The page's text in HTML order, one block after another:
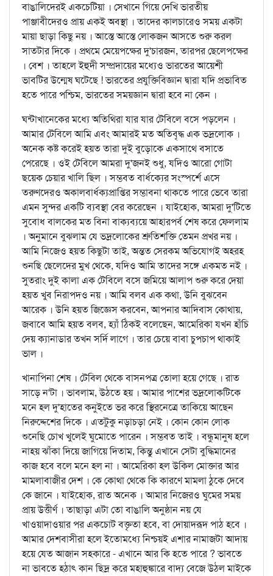
বাঙালিদেরই একচেটিয়া । সেখানে গিয়ে দেখি ভারতীয়
পাঞ্জাবীদেরও প্রায় একই অবস্থা । তাদের কালচারেও সময় একটা
মায়া ছাড়া কিছু নয় । আস্তে আস্তে লোকজন আসতে শুরু করল
সাতটার দিকে । প্রথমে মেয়েপক্ষের দু'চারজন, তারপর ছেলেপক্ষের
। বেশ । তাহলে ইহুদী সম্প্রদায়ের মধ্যেও ভারতের আয়েশী
ভাবটির উন্মেষ ঘটেছে ! ভারতের প্রযুক্তিবিজ্ঞান দ্বারা যদি প্রভাবিত
হতে পারে পশ্চিম, ভারতের সময়জ্ঞান দ্বারা হবে না কেন ।
ঘন্টাখানেকের মধ্যে অতিথিরা যার যার টেবিলে বসে পড়লেন ।
আমার টেবিলে আমি এবং আমারই মত অতিবৃদ্ধ এক ভদ্রলোক ।
অনেক কষ্ট করেই হয়ত তারা দুই বুড়োকে একসাথে বসাতে
পেরেছে । ওই টেবিলে আমরা দু'জনই শুধু, যদিও আরো গোটা
ছয়েক চেয়ার খালি ছিল । সম্ভবত বার্ধক্যের সংস্পর্শে এসে
তরুণদেরও অকালবার্ধক্যপ্রাপ্তির সম্ভাবনা থাকতে পারে ভেবে তারা
এমন সুন্দর একটি ব্যবস্থা বের করেছেন । যাইহোক, আমরা দু'টিতে
সুবোধ বালকের মত বিনা বাক্যব্যয়ে আহারপর্ব শেষ করে ফেললাম
। অনুমানে বুঝলাম যে ভদ্রলোকের শ্রুতিশক্তি তেমন প্রখর নয় ।
আমি নিজেও হয়ত কিছুটা তাই, অন্তত সেরকম অভিযোগই অহরহ
শুনছি ছেলেদের মুখ থেকে, যদিও আমি তাদের সঙ্গে একমত নই ।
সুতরাং দুই কালা এক টেবিলে বসে জমিয়ে আলাপ শুরু করে দেয়া
হয়ত খুব নিরাপদও নয় । আমি বলব এক কথা, উনি বুঝবেন
আরেক । উনি হয়ত জিজ্ঞেস করবেন, আপনার আদিবাস কোথায়,
জবাবে আমি হয়ত বলব, হ্যাঁ ঠিকই বলেছেন, আমেরিকা যখন হাঁচি
দেয় ক্যানাডার তখন সর্দি লাগে । তার চেয়ে বাবা চুপচাপ থাকাই
ভাল ।
খানাপিনা শেষ । টেবিল থেকে বাসনপত্র তোলা হয়ে গেছে । রাত
সাড়ে ন'টা । ভাবলাম, উঠতে হয় । আমার পাশের ভদ্রলোকটিকে
মনে হল দু'হাতের কনুইতে ভর করে স্থিরনেত্রে তাকিয়ে আছেন
নিরুদ্দেশের দিকে । এতটুকু নড়াচড়া নেই । কোন কোন লোক
শুনেছি চোখ খুলেই ঘুমোতে পারেন । সম্ভবত তাই । বন্ধুমানুষ হলে
নাহয় ঝাঁকা দিয়ে জাগিয়ে দিতাম, কিন্তু এখানে সেটা বুদ্ধিমানের
কাজ হবে বলে মনে হল না । আমেরিকা হল উকিল মোক্তার আর
মামলাবাজীর দেশ । কে কোথা থেকে কি কারণে মামলা ঠুকে দেবে
কে জানে । যাইহোক, রাত অনেক । আমার নিজেরও ঘুমের সময়
প্রায় উত্তীর্ণ । তাছাড়া এটা তো বাঙালি অনুষ্ঠান নয় যে
খাওয়াদাওয়ার পর একচোট বক্তৃতা হবে, বা দোয়াদরূদ পাঠ হবে ।
আমার দেশবাসীরা হলে ইতোমধ্যে নিশ্চয়ই এশার নামাজটা আদায়
হয়ে যেত আজান সহকারে - এখানে আর কি হতে পারে ? ভাবতে
না ভাবতে হঠাৎ কান ছিদ্র করে মহাহুঙ্কারে বাদ্য বেজে উঠল মাইকে